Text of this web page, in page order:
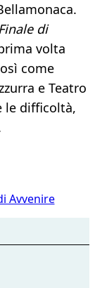
di
volta
come
e Teatro
le difficoltà,
Avvenire